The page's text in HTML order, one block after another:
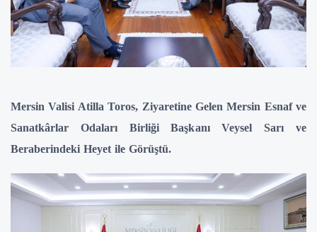
Mersin Valisi Atilla Toros, Ziyaretine Gelen Mersin Esnaf ve
Sanatkârlar Odaları Birliği Başkanı Veysel Sarı ve
Beraberindeki Heyet ile Görüştü.